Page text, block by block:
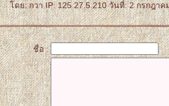
ดย: กวา IP: 125.27.5.210 วันที่: 2 กรกฎาค
ชื่อ :